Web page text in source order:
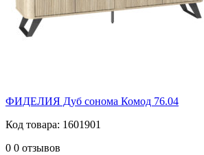
ФИДЕЛИЯ Дуб сонома Комод 76.04
Код товара: 1601901
0 0 отзывов